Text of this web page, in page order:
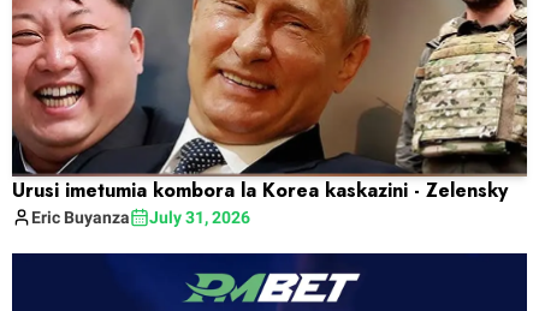
Urusi imetumia kombora la Korea kaskazini - Zelensky
Eric Buyanza July 31, 2026